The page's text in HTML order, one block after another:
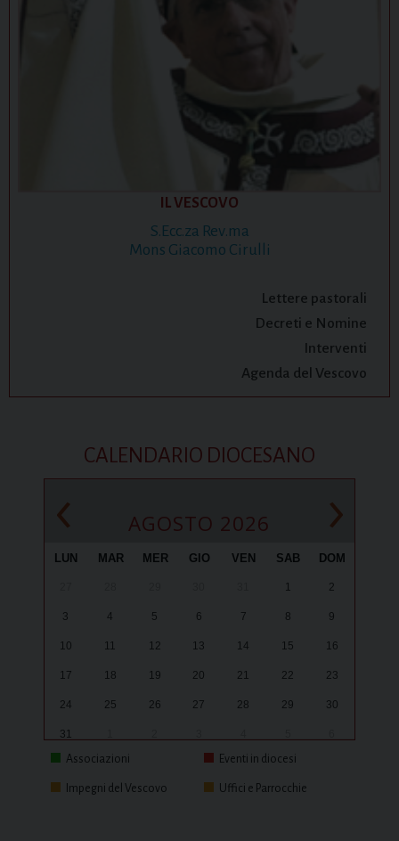
IL VESCOVO
S.Ecc.za Rev.ma
Mons Giacomo Cirulli
Lettere pastorali
Decreti e Nomine
Interventi
Agenda del Vescovo
CALENDARIO DIOCESANO
‹ AGOSTO 2026 ›
LUN MAR MER GIO VEN SAB DOM
1 2
3 4 5 6 7 8 9
10 11 12 13 14 15 16
17 18 19 20 21 22 23
24 25 26 27 28 29 30
31
Associazioni
Eventi in diocesi
Impegni del Vescovo Uffici e Parrocchie